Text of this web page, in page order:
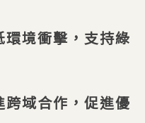
境衝擊，支持綠
域合作，促進優